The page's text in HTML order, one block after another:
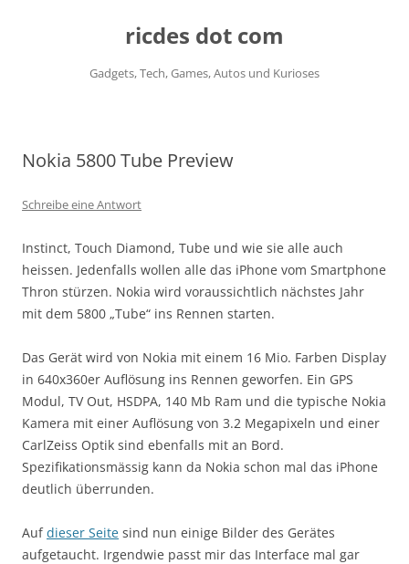
ricdes dot com
Gadgets, Tech, Games, Autos und Kurioses
Nokia 5800 Tube Preview
Schreibe eine Antwort
Instinct, Touch Diamond, Tube und wie sie alle auch
heissen. Jedenfalls wollen alle das iPhone vom Smartphone
Thron stürzen. Nokia wird voraussichtlich nächstes Jahr
mit dem 5800 „Tube“ ins Rennen starten.
Das Gerät wird von Nokia mit einem 16 Mio. Farben Display
in 640x360er Auflösung ins Rennen geworfen. Ein GPS
Modul, TV Out, HSDPA, 140 Mb Ram und die typische Nokia
Kamera mit einer Auflösung von 3.2 Megapixeln und einer
CarlZeiss Optik sind ebenfalls mit an Bord.
Spezifikationsmässig kann da Nokia schon mal das iPhone
deutlich überrunden.
Aufdieser Seite sind nun einige Bilder des Gerätes
aufgetaucht. Irgendwie passt mir das Interface mal gar